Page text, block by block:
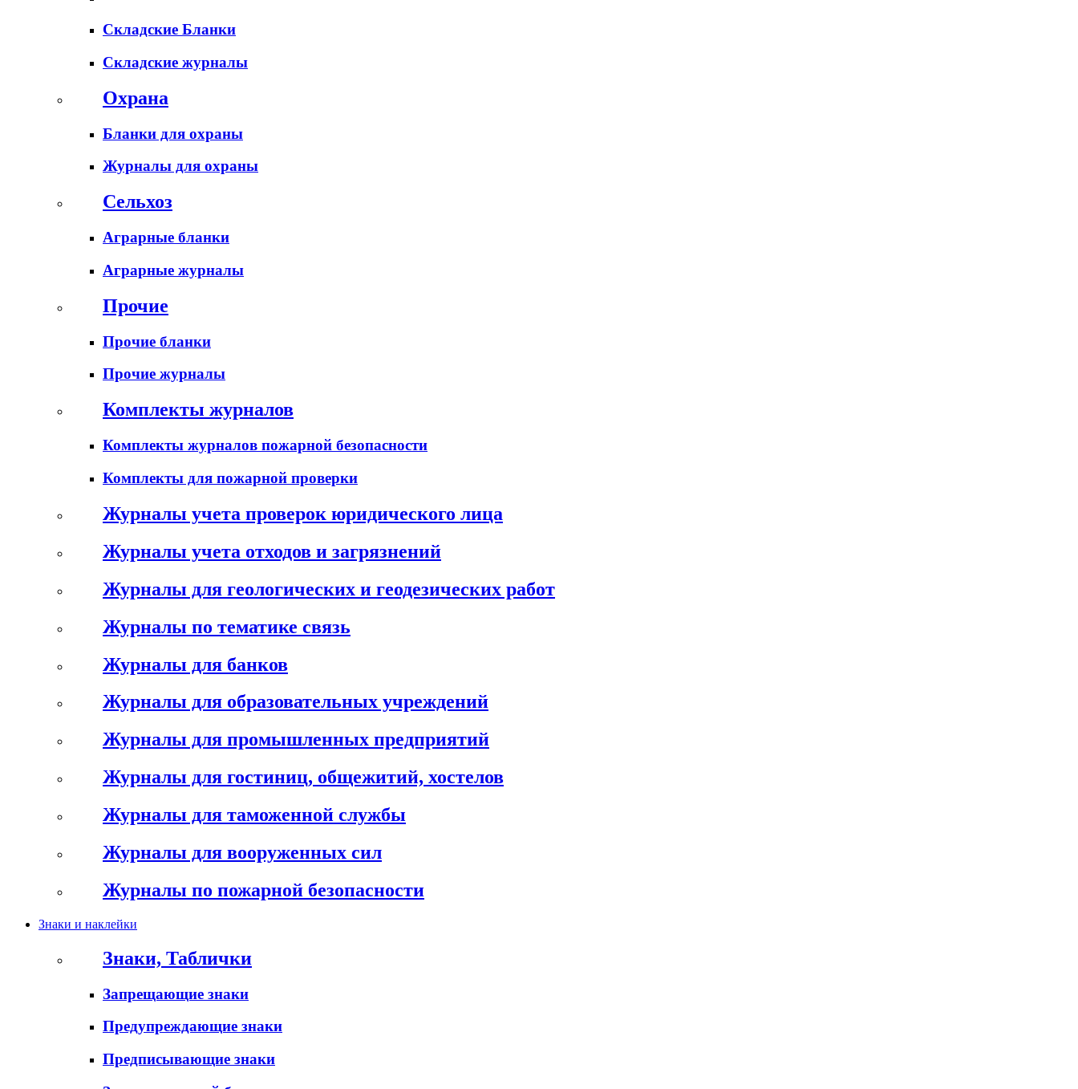
Складские Бланки
Складские журналы
Охрана
Бланки для охраны
Журналы для охраны
Сельхоз
Аграрные бланки
Аграрные журналы
Прочие
Прочие бланки
Прочие журналы
Комплекты журналов
Комплекты журналов пожарной безопасности
Комплекты для пожарной проверки
Журналы учета проверок юридического лица
Журналы учета отходов и загрязнений
Журналы для геологических и геодезических работ
Журналы по тематике связь
Журналы для банков
Журналы для образовательных учреждений
Журналы для промышленных предприятий
Журналы для гостиниц, общежитий, хостелов
Журналы для таможенной службы
Журналы для вооруженных сил
Журналы по пожарной безопасности
Знаки и наклейки
Знаки, Таблички
Запрещающие знаки
Предупреждающие знаки
Предписывающие знаки